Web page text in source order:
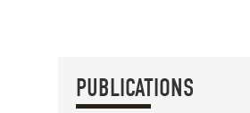
PUBLICATIONS